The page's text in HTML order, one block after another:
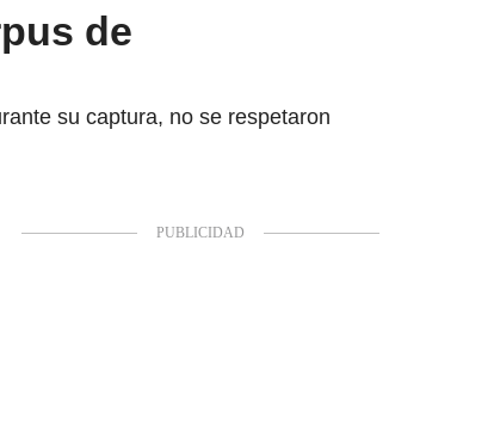
de
su captura, no se respetaron